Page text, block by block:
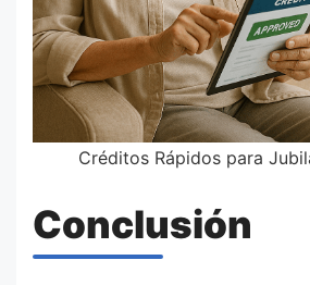
Créditos Rápidos para
Conclusión